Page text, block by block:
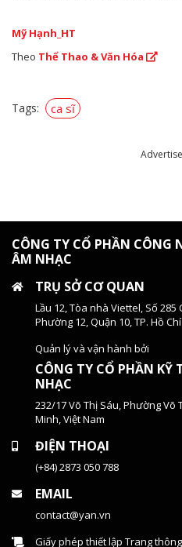
Mỹ Hạnh_HT
Theo Thể Thao & Văn Hóa
Tags: ca sĩ
CÔNG TY CỔ PHẦN CÔNG
ÂM NHẠC
TRỤ SỞ CƠ QUAN
Lầu 12, Tòa nhà Viettel, Số 285
Phường 12, Quận 10, TP. Hồ
Quản lý và vận hành bởi
CÔNG TY CỔ PHẦN KỸ
NHẠC
232/17 Võ Thị Sáu, Phường Võ
Minh, Việt Nam
ĐIỆN THOẠI
(+84) 2873 050 788
EMAIL
contact@yan.vn
Giấy phép thiết lập Trang